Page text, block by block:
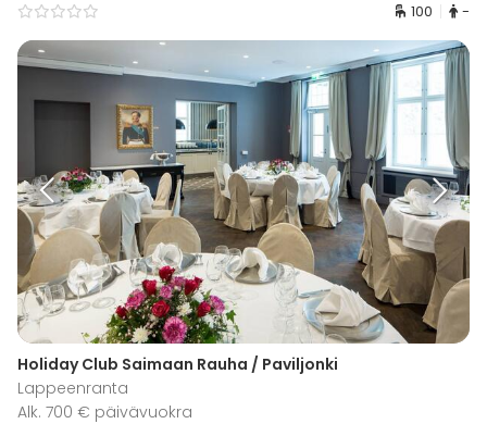
100 -
Holiday Club Saimaan Rauha / Paviljonki
Lappeenranta
Alk. 700 € päivävuokra